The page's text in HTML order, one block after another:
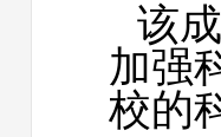
该
加强
校的